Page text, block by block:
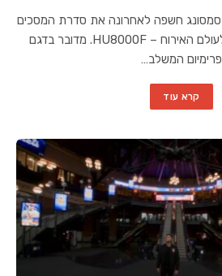
קרדיט – Samsung.com סמסונג חשפה לאחרונה את סדרת המסכים
החדשה שלה המיועדת לעולם האירוח – HU8000F. מדובר בדגם
פרימיום המשלב…
קרא עוד